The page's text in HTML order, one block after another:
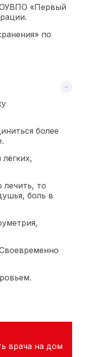
«Первый
по
более
лечить, то
боль в
врача на дом